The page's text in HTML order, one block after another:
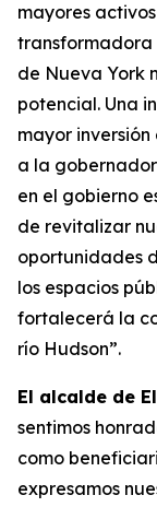
mayores
transformadora
de Nueva York
potencial. Una
mayor
a la
en el gobierno
de revitalizar
oportunidades
los espacios
fortalecerá la
río Hudson”.
El alcalde de
sentimos
como
expresamos